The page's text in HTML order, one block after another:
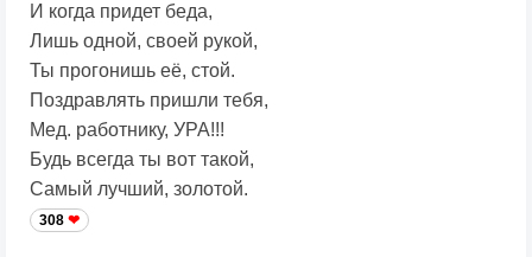
И когда придет беда,
Лишь одной, своей рукой,
Ты прогонишь её, стой.
Поздравлять пришли тебя,
Мед. работнику, УРА!!!
Будь всегда ты вот такой,
Самый лучший, золотой.
308